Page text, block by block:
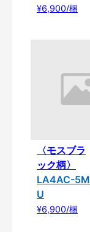
¥6,900/梱
〈モスブラ
ック柄〉
LA4AC-5M
U
¥6,900/梱